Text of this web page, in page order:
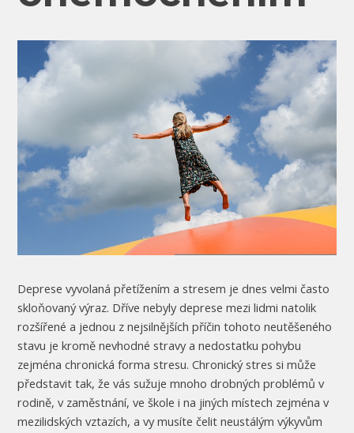
Deprese vyvolaná přetížením a stresem je dnes velmi často
skloňovaný výraz. Dříve nebyly deprese mezi lidmi natolik
rozšířené a jednou z nejsilnějších příčin tohoto neutěšeného
stavu je kromě nevhodné stravy a nedostatku pohybu
zejména chronická forma stresu. Chronický stres si může
představit tak, že vás sužuje mnoho drobných problémů v
rodině, v zaměstnání, ve škole i na jiných místech zejména v
mezilidských vztazích, a vy musíte čelit neustálým výkyvům